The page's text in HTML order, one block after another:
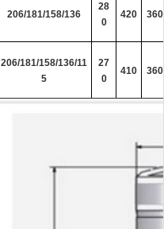
206/181/158/136
28
0
420 360
206/181/158/136/11
5
27
0
410 360